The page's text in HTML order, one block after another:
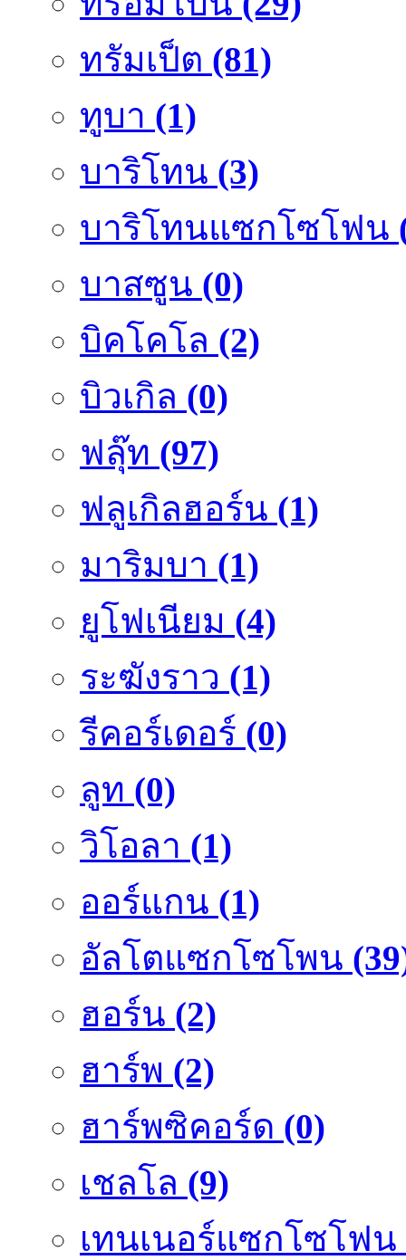
ทรัมเป็ต (81)
ทูบา (1)
บาริโทน (3)
บาริโทนแซกโซโฟน
บาสซูน (0)
บิคโคโล (2)
บิวเกิล (0)
ฟลุ๊ท (97)
ฟลูเกิลฮอร์น (1)
มาริมบา (1)
ยูโฟเนียม (4)
ระฆังราว (1)
รีคอร์เดอร์ (0)
ลูท (0)
วิโอลา (1)
ออร์แกน (1)
อัลโตแซกโซโพน
ฮอร์น (2)
ฮาร์พ (2)
ฮาร์พซิคอร์ด (0)
เชลโล (9)
เทนเนอร์แซกโซโฟน